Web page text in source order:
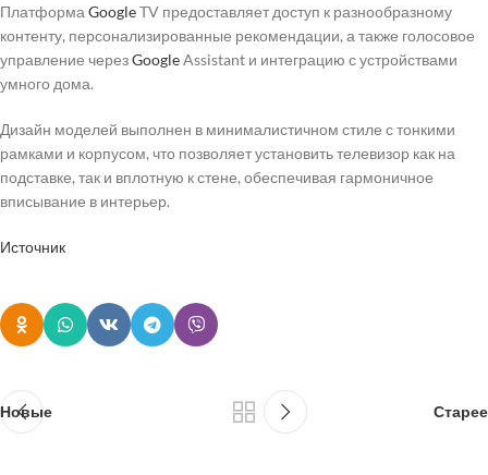
Платформа GoogleTV предоставляет доступ к разнообразному
контенту, персонализированные рекомендации, а также голосовое
управление черезGoogleAssistant и интеграцию с устройствами
умного дома.
Дизайн моделей выполнен в минималистичном стиле с тонкими
рамками и корпусом, что позволяет установить телевизор как на
подставке, так и вплотную к стене, обеспечивая гармоничное
вписывание в интерьер.
Источник
Новые Старее